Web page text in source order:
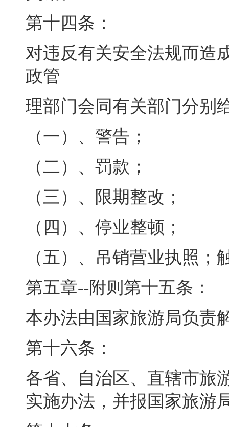
第十四条：
对违反有关安全法规而造
政管
理部门会同有关部门分别
（一）、警告 ；
（二）、罚款 ；
（三）、限期整改 ；
（四）、停业整顿 ；
（五）、吊销营业执照 ；
第五章--附则第十五条：
本办法由国家旅游局负责
第十六条：
各省、自治区、直辖市旅
实施办法，并报国家旅游